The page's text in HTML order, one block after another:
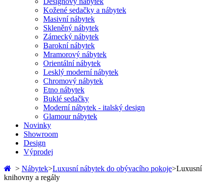
Kožené sedačky a nábytek
Masivní nábytek
Skleněný nábytek
Zámecký nábytek
Barokní nábytek
Mramorový nábytek
Orientální nábytek
Lesklý moderní nábytek
Chromový nábytek
Etno nábytek
Buklé sedačky
Moderní nábytek - italský design
Glamour nábytek
Novinky
Showroom
Design
Výprodej
> Nábytek>Luxusní nábytek do obývacího pokoje>Luxusní
knihovny a regály